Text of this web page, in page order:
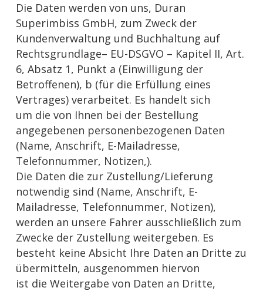
Die Daten werden von uns, Duran
Superimbiss GmbH, zum Zweck der
Kundenverwaltung und Buchhaltung auf
Rechtsgrundlage– EU-DSGVO – Kapitel II, Art.
6, Absatz 1, Punkt a (Einwilligung der
Betroffenen), b (für die Erfüllung eines
Vertrages) verarbeitet. Es handelt sich
um die von Ihnen bei der Bestellung
angegebenen personenbezogenen Daten
(Name, Anschrift, E-Mailadresse,
Telefonnummer, Notizen,).
Die Daten die zur Zustellung/Lieferung
notwendig sind (Name, Anschrift, E-
Mailadresse, Telefonnummer, Notizen),
werden an unsere Fahrer ausschließlich zum
Zwecke der Zustellung weitergeben. Es
besteht keine Absicht Ihre Daten an Dritte zu
übermitteln, ausgenommen hiervon
ist die Weitergabe von Daten an Dritte,